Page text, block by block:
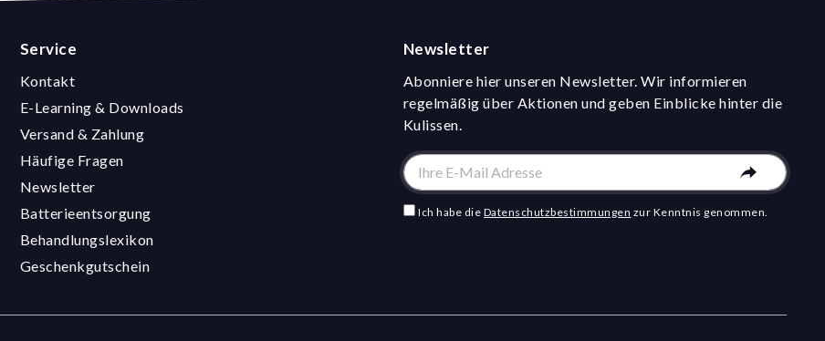
Service
Kontakt
E-Learning & Downloads
Versand & Zahlung
Häufige Fragen
Newsletter
Batterieentsorgung
Behandlungslexikon
Geschenkgutschein
Newsletter
Abonniere hier unseren Newsletter. Wir informieren
regelmäßig über Aktionen und geben Einblicke hinter die
Kulissen.
Ich habe die Datenschutzbestimmungen zur Kenntnis genommen.